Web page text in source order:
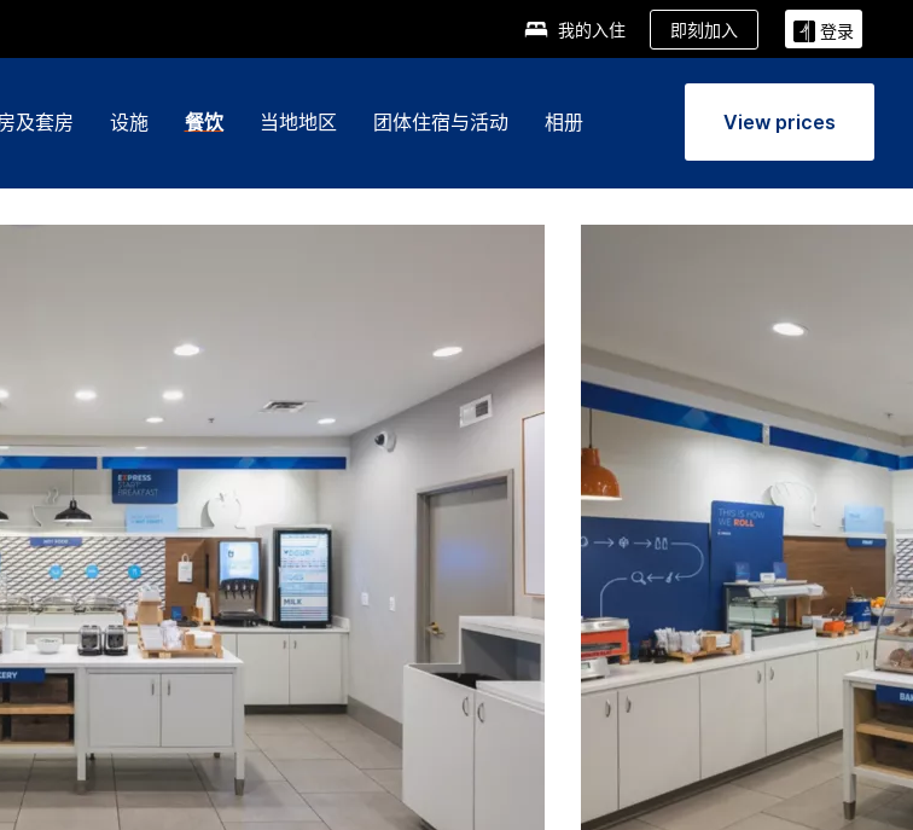
我的入住 即刻加入 登录
及套房 设施 餐饮 当地地区 团体住宿与活动 相册 View prices